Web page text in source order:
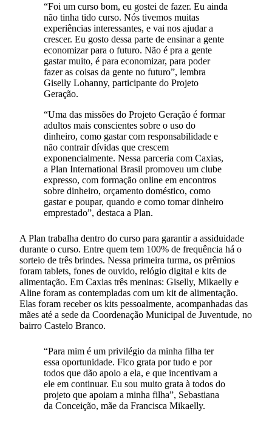
“Foi um curso bom, eu gostei de fazer. Eu ainda
não tinha tido curso. Nós tivemos muitas
experiências interessantes, e vai nos ajudar a
crescer. Eu gosto dessa parte de ensinar a gente
economizar para o futuro. Não é pra a gente
gastar muito, é para economizar, para poder
fazer as coisas da gente no futuro”, lembra
Giselly Lohanny, participante do Projeto
Geração.
“Uma das missões do Projeto Geração é formar
adultos mais conscientes sobre o uso do
dinheiro, como gastar com responsabilidade e
não contrair dívidas que crescem
exponencialmente. Nessa parceria com Caxias,
a Plan International Brasil promoveu um clube
expresso, com formação online em encontros
sobre dinheiro, orçamento doméstico, como
gastar e poupar, quando e como tomar dinheiro
emprestado”, destaca a Plan.
A Plan trabalha dentro do curso para garantir a assiduidade
durante o curso. Entre quem tem 100% de frequência há o
sorteio de três brindes. Nessa primeira turma, os prêmios
foram tablets, fones de ouvido, relógio digital e kits de
alimentação. Em Caxias três meninas: Giselly, Mikaelly e
Aline foram as contempladas com um kit de alimentação.
Elas foram receber os kits pessoalmente, acompanhadas das
mães até a sede da Coordenação Municipal de Juventude, no
bairro Castelo Branco.
“Para mim é um privilégio da minha filha ter
essa oportunidade. Fico grata por tudo e por
todos que dão apoio a ela, e que incentivam a
ele em continuar. Eu sou muito grata à todos do
projeto que apoiam a minha filha”, Sebastiana
da Conceição, mãe da Francisca Mikaelly.